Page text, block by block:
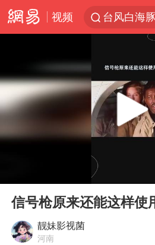
视频
台风白海
台风白海
看守所辅
U17国足1
Play
信号枪原来还能这样使
靓妹影视菌
河南